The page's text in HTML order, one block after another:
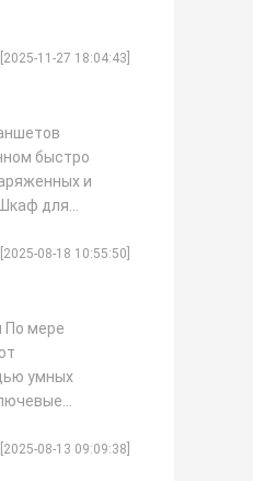
[2025-11-27 18:04:43]
быстро
и
для
[2025-08-18 10:55:50]
По мере
умных
[2025-08-13 09:09:38]